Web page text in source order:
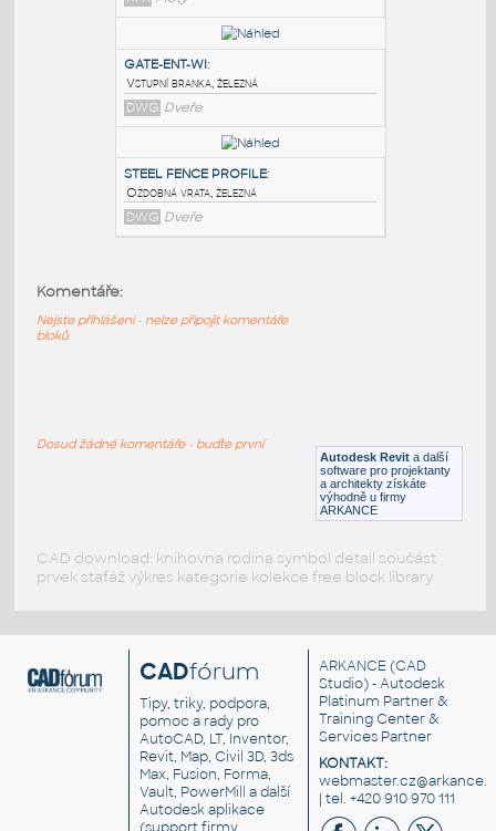
Gate_Iron:
Kovová brána
RFA Exteriéry
Gate_Iron_12:
Kovová brána
RFA Ploty
DWG Dveře
Autodesk Revit a další
software pro projektanty
a architekty získáte
výhodně u firmy
ARKANCE
Komentáře:
Nejste přihlášeni - nelze připojit komentáře
bloků
Dosud žádné komentáře - buďte první
CAD download: knihovna rodina symbol detail součást
prvek stafáž výkres kategorie kolekce free block library
CADfórum
Tipy, triky, podpora,
pomoc a rady pro
AutoCAD, LT, Inventor,
Revit, Map, Civil 3D, 3ds
Max, Fusion, Forma,
Vault, PowerMill a další
Autodesk aplikace
ARKANCE (CAD
Studio) - Autodesk
Platinum Partner &
Training Center &
Services Partner
KONTAKT:
| tel. +420 910 970 111